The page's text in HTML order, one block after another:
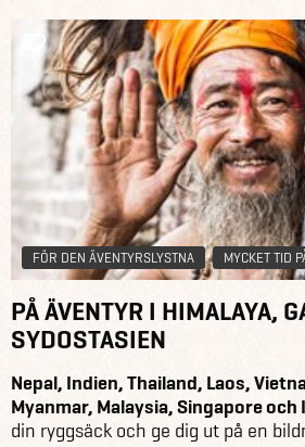
FÖR DEN ÄVENTYRSLYSTNA MYCKET TID
PÅ ÄVENTYR I HIMALAYA,
SYDOSTASIEN
Nepal, Indien, Thailand, Laos,
Myanmar, Malaysia, Singapore
din ryggsäck och ge dig ut på en